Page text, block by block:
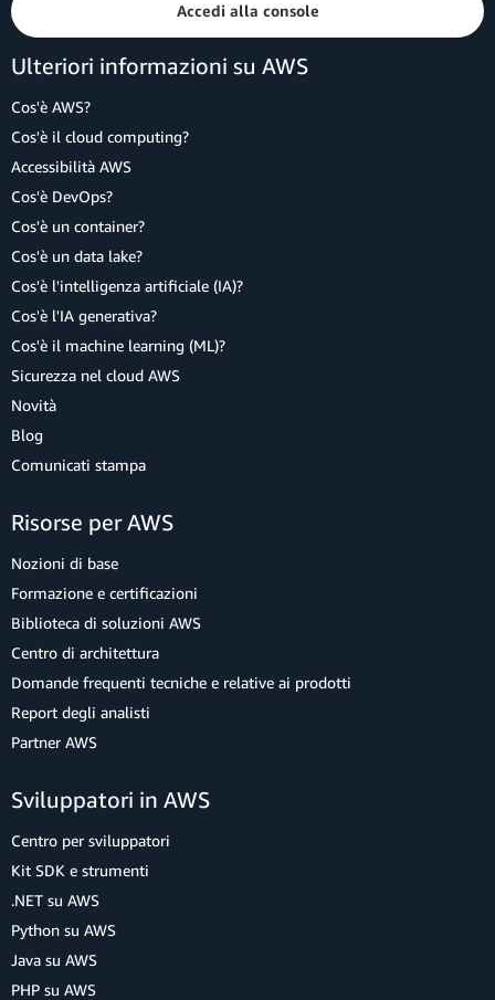
Accedi alla console
Ulteriori informazioni su AWS
Cos'è AWS?
Cos'è il cloud computing?
Accessibilità AWS
Cos'è DevOps?
Cos'è un container?
Cos'è un data lake?
Cos'è l'intelligenza artificiale (IA)?
Cos'è l'IA generativa?
Cos'è il machine learning (ML)?
Sicurezza nel cloud AWS
Novità
Blog
Comunicati stampa
Risorse per AWS
Nozioni di base
Formazione e certificazioni
Biblioteca di soluzioni AWS
Centro di architettura
Domande frequenti tecniche e relative ai prodotti
Report degli analisti
Partner AWS
Sviluppatori in AWS
Centro per sviluppatori
Kit SDK e strumenti
.NET su AWS
Python su AWS
Java su AWS
PHP su AWS